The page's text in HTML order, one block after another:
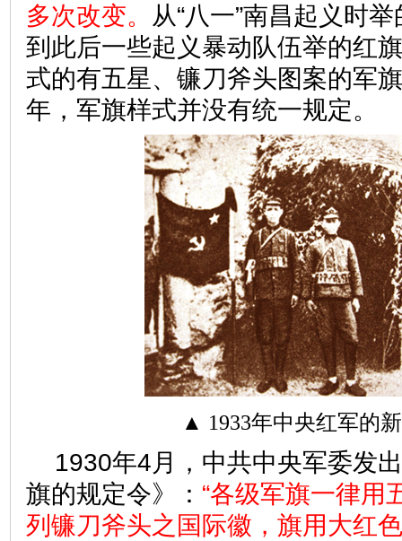
多次改变。
从“八一”南昌起义时
到此后一些起义暴动队伍举的红
式的有五星、镰刀斧头图案的军
年，军旗样式并没有统一规定。
▲ 1933年中央红军的
1930年4月，中共中央军委发
旗的规定令》： “各级军旗一律用
列镰刀斧头之国际徽，旗用大红